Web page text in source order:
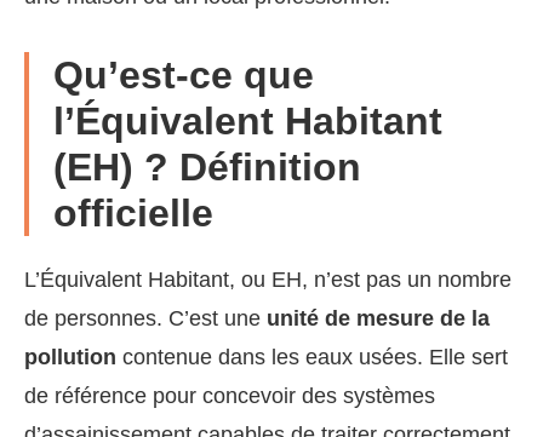
Qu’est-ce que
l’Équivalent Habitant
(EH) ? Définition
officielle
L’Équivalent Habitant, ou EH, n’est pas un nombre
de personnes. C’est une unité de mesure de la
pollution contenue dans les eaux usées. Elle sert
de référence pour concevoir des systèmes